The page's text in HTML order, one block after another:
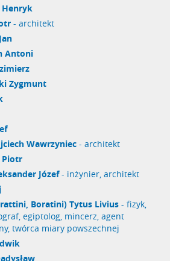
Henryk
- architekt
Antoni
Zygmunt
Wawrzyniec - architekt
Piotr
Józef- inżynier, architekt
Boratini) Tytus Livius - fizyk,
egiptolog, mincerz, agent
twórca miary powszechnej